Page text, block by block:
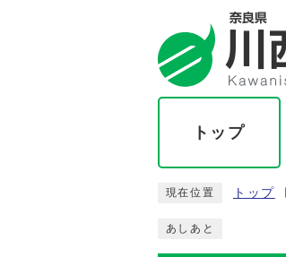
トップ
現在位置 トップ
あしあと